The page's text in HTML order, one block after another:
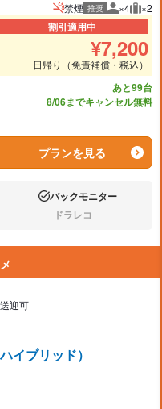
禁煙 推奨 推奨人数
×4 推奨
×2
割引適用中
¥7,200
日帰り（免責補償・税込）
あと99台
8/06までキャンセル無料
プランを見る
あり:バックモニター
なし:ドラレコ
迎可
イブリッド）